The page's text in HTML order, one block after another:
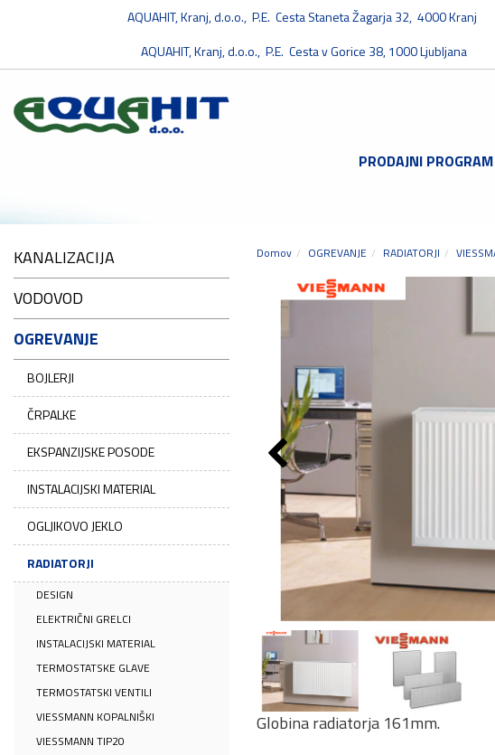
AQUAHIT, Kranj, d.o.o., P.E. Cesta Staneta Žagarja 32, 4000 Kranj
AQUAHIT, Kranj, d.o.o., P.E. Cesta v Gorice 38, 1000 Ljubljana
PRODAJNI PROGRAM
KANALIZACIJA
VODOVOD
OGREVANJE
BOJLERJI
ČRPALKE
EKSPANZIJSKE POSODE
INSTALACIJSKI MATERIAL
OGLJIKOVO JEKLO
RADIATORJI
DESIGN
ELEKTRIČNI GRELCI
INSTALACIJSKI MATERIAL
TERMOSTATSKE GLAVE
TERMOSTATSKI VENTILI
VIESSMANN KOPALNIŠKI
VIESSMANN TIP20
Domov OGREVANJE RADIATORJI
Globina radiatorja 161mm.